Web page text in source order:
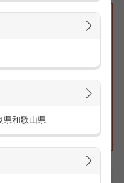
県和歌山県